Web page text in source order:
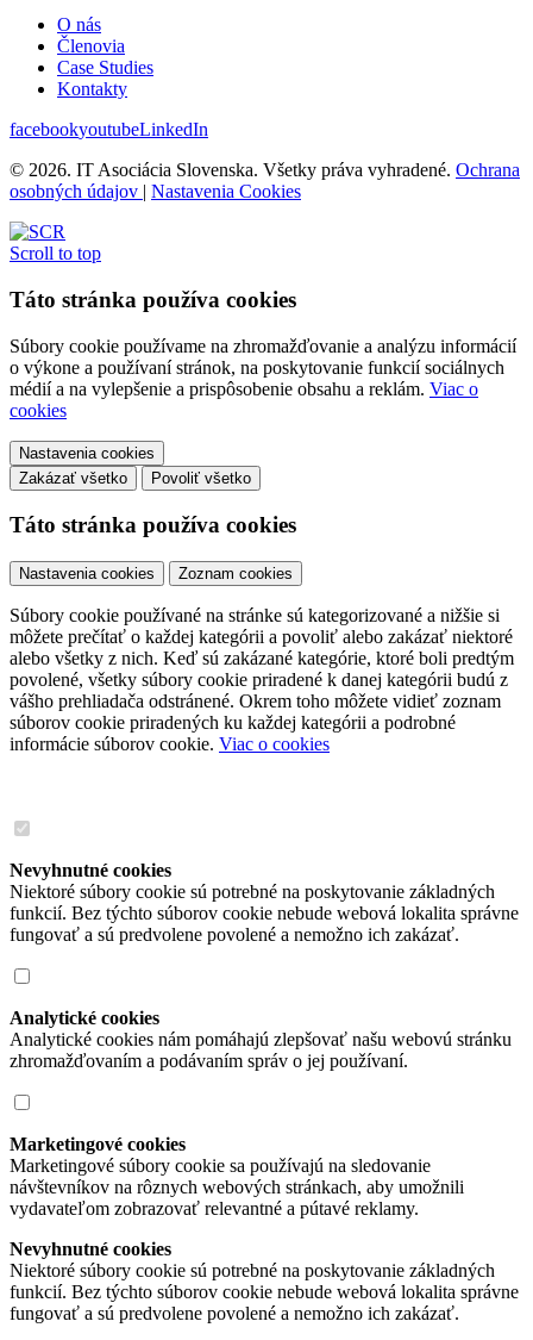
O nás
Členovia
Case Studies
Kontakty
facebookyoutubeLinkedIn
© 2026. IT Asociácia Slovenska. Všetky práva vyhradené. Ochrana
osobných údajov | Nastavenia Cookies
Scroll to top
Táto stránka používa cookies
Súbory cookie používame na zhromažďovanie a analýzu informácií
o výkone a používaní stránok, na poskytovanie funkcií sociálnych
médií a na vylepšenie a prispôsobenie obsahu a reklám. Viac o
cookies
Nastavenia cookies
Zakázať všetko
Povoliť všetko
Táto stránka používa cookies
Nastavenia cookies Zoznam cookies
Súbory cookie používané na stránke sú kategorizované a nižšie si
môžete prečítať o každej kategórii a povoliť alebo zakázať niektoré
alebo všetky z nich. Keď sú zakázané kategórie, ktoré boli predtým
povolené, všetky súbory cookie priradené k danej kategórii budú z
vášho prehliadača odstránené. Okrem toho môžete vidieť zoznam
súborov cookie priradených ku každej kategórii a podrobné
informácie súborov cookie. Viac o cookies
Nevyhnutné cookies
Niektoré súbory cookie sú potrebné na poskytovanie základných
funkcií. Bez týchto súborov cookie nebude webová lokalita správne
fungovať a sú predvolene povolené a nemožno ich zakázať.
Analytické cookies
Analytické cookies nám pomáhajú zlepšovať našu webovú stránku
zhromažďovaním a podávaním správ o jej používaní.
Marketingové cookies
Marketingové súbory cookie sa používajú na sledovanie
návštevníkov na rôznych webových stránkach, aby umožnili
vydavateľom zobrazovať relevantné a pútavé reklamy.
Nevyhnutné cookies
Niektoré súbory cookie sú potrebné na poskytovanie základných
funkcií. Bez týchto súborov cookie nebude webová lokalita správne
fungovať a sú predvolene povolené a nemožno ich zakázať.